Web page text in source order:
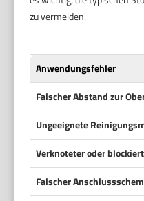
zu vermeiden.
Anwendungsfehler
Falscher Abstand zur
Ungeeignete
Verknoteter oder
Falscher